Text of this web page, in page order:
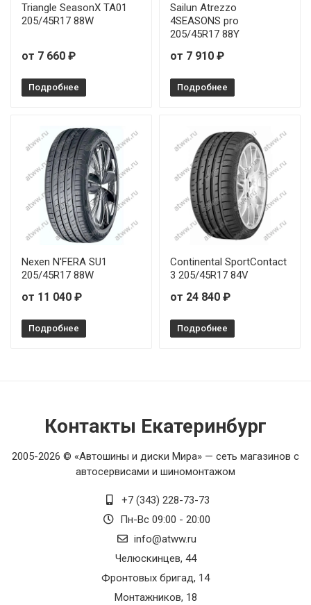
Triangle SeasonX TA01
205/45R17 88W
от 7 660 ₽
Подробнее
Sailun Atrezzo
4SEASONS pro
205/45R17 88Y
от 7 910 ₽
Подробнее
Nexen N'FERA SU1
205/45R17 88W
от 11 040 ₽
Подробнее
Continental SportContact
3 205/45R17 84V
от 24 840 ₽
Подробнее
Контакты Екатеринбург
2005-2026 © «Автошины и диски Мира» — сеть магазинов с
автосервисами и шиномонтажом
+7 (343) 228-73-73
Пн-Вс 09:00 - 20:00
info@atww.ru
Челюскинцев, 44
Фронтовых бригад, 14
Монтажников, 18